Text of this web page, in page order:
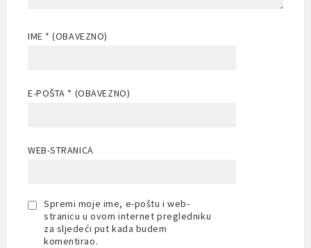
IME * (OBAVEZNO)
E-POŠTA * (OBAVEZNO)
WEB-STRANICA
Spremi moje ime, e-poštu i web-
stranicu u ovom internet pregledniku
za sljedeći put kada budem
komentirao.